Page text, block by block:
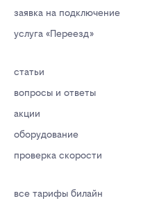
заявка на подключение
услуга «Переезд»
статьи
вопросы и ответы
акции
оборудование
проверка скорости
все тарифы билайн